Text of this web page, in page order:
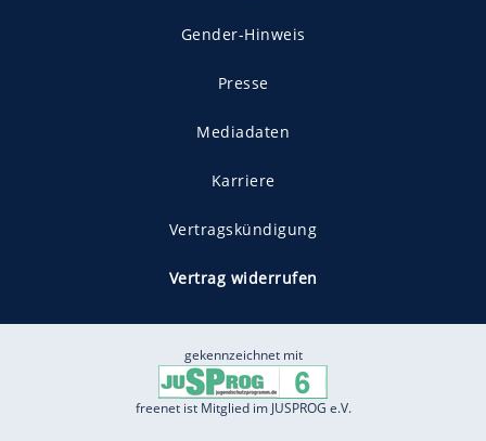
Gender-Hinweis
Presse
Mediadaten
Karriere
Vertragskündigung
Vertrag widerrufen
gekennzeichnet mit
freenet ist Mitglied im JUSPROG e.V.